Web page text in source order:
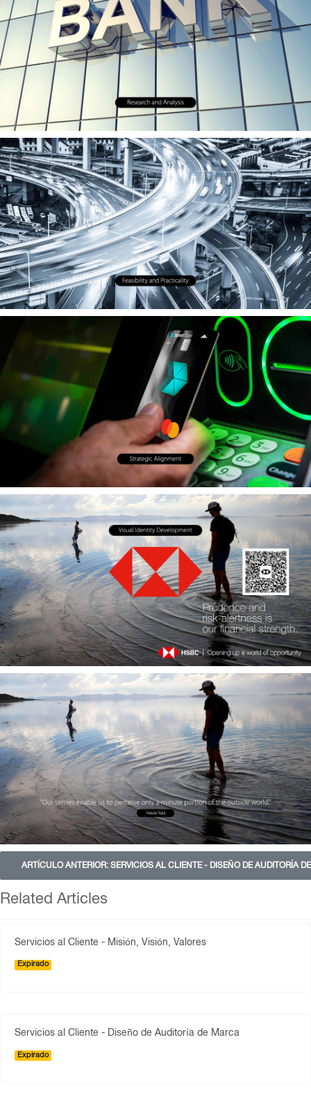
ARTÍCULO ANTERIOR: SERVICIOS AL CLIENTE - DISEÑO DE AUDITORÍA
Related Articles
Servicios al Cliente - Misión, Visión, Valores
Expirado
Servicios al Cliente - Diseño de Auditoría de Marca
Expirado